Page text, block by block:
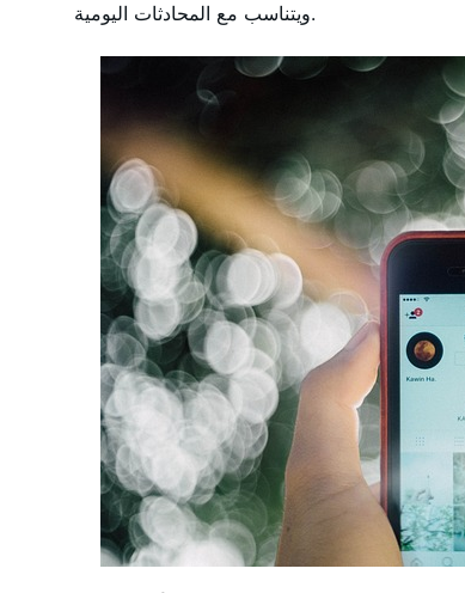
ويتناسب مع المحادثات اليومية.